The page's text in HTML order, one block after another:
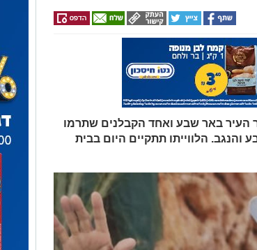
העיר באר שבע ואחד הקבלנים שתרמו
הלווייתו תתקיים היום בבית